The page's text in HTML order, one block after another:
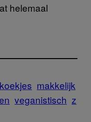
helemaal
koekjes makkelijk
veganistisch z